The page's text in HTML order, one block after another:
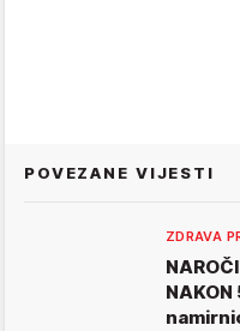
POVEZANE VIJESTI
ZDRAVA